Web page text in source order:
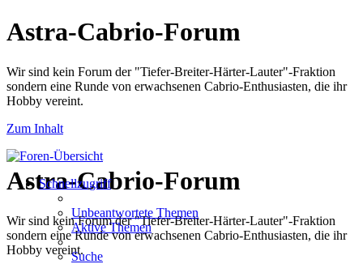
Astra-Cabrio-Forum
Wir sind kein Forum der "Tiefer-Breiter-Härter-Lauter"-Fraktion
sondern eine Runde von erwachsenen Cabrio-Enthusiasten, die ihr
Hobby vereint.
Zum Inhalt
Astra-Cabrio-Forum
Wir sind kein Forum der "Tiefer-Breiter-Härter-Lauter"-Fraktion
sondern eine Runde von erwachsenen Cabrio-Enthusiasten, die ihr
Hobby vereint.
Schnellzugriff
Unbeantwortete Themen
Aktive Themen
Suche